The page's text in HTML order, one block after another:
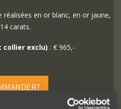
en or blanc, en or jaune,
carats.
collier exclu) : € 965,-